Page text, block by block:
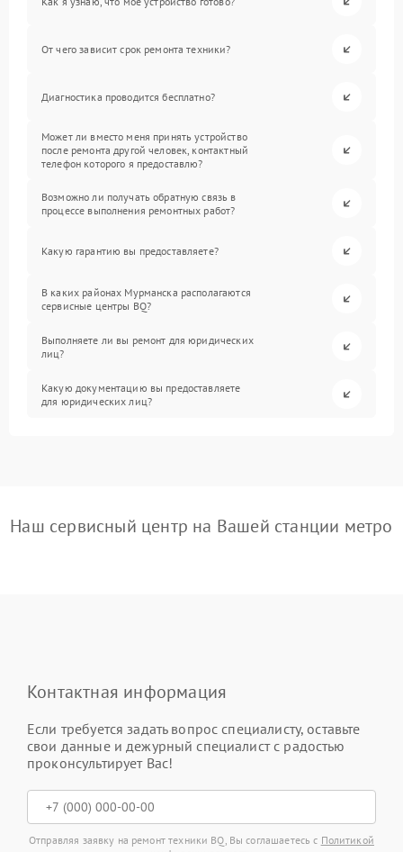
От чего зависит срок ремонта техники?
Диагностика проводится бесплатно?
Может ли вместо меня принять устройство
после ремонта другой человек, контактный
телефон которого я предоставлю?
Возможно ли получать обратную связь в
процессе выполнения ремонтных работ?
Какую гарантию вы предоставляете?
В каких районах Мурманска располагаются
сервисные центры BQ?
Выполняете ли вы ремонт для юридических
лиц?
Какую документацию вы предоставляете
для юридических лиц?
Наш сервисный центр на Вашей станции метро
Контактная информация
Если требуется задать вопрос специалисту, оставьте
свои данные и дежурный специалист с радостью
проконсультирует Вас!
Отправляя заявку на ремонт техники BQ, Вы соглашаетесь с Политикой